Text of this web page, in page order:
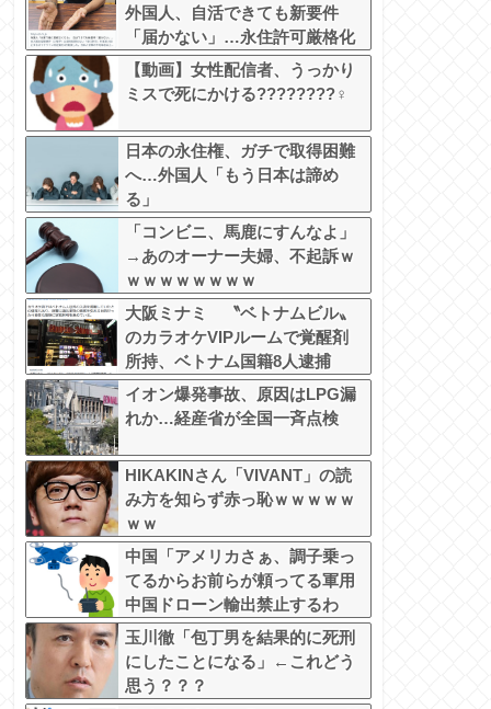
外国人、自活できても新要件
「届かない」…永住許可厳格化
で「日本離れ」か
【動画】女性配信者、うっかり
ミスで死にかける????????‍♀
日本の永住権、ガチで取得困難
へ…外国人「もう日本は諦め
る」
「コンビニ、馬鹿にすんなよ」
→あのオーナー夫婦、不起訴ｗ
ｗｗｗｗｗｗｗｗ
大阪ミナミ 〝ベトナムビル〟
のカラオケVIPルームで覚醒剤
所持、ベトナム国籍8人逮捕
イオン爆発事故、原因はLPG漏
れか…経産省が全国一斉点検
HIKAKINさん「VIVANT」の読
み方を知らず赤っ恥ｗｗｗｗｗ
ｗｗ
中国「アメリカさぁ、調子乗っ
てるからお前らが頼ってる軍用
中国ドローン輸出禁止するわ
w」
玉川徹「包丁男を結果的に死刑
にしたことになる」←これどう
思う？？？